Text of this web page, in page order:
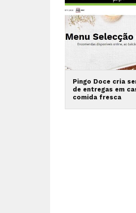
Pingo Doce cria
de entregas em
comida fresca